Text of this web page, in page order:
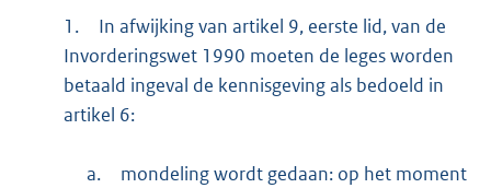
1.
In afwijking van artikel 9, eerste lid, van de
Invorderingswet 1990 moeten de leges worden
betaald ingeval de kennisgeving als bedoeld in
artikel 6:
a.
mondeling wordt gedaan: op het moment